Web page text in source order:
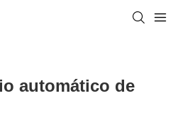
automático de